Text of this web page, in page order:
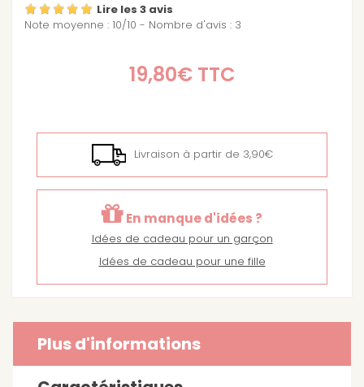
Lire les 3 avis
Note moyenne : 10/10 - Nombre d'avis : 3
19,80€TTC
Livraison à partir de 3,90€
En manque d'idées ?
Idées de cadeau pour un garçon
Idées de cadeau pour une fille
Plus d'informations